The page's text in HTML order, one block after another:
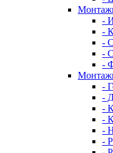
-
-
-
-
-
-
-
-
-
-
-